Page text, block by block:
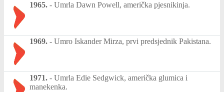
1965. - Umrla Dawn Powell, američka pjesnikinja.
1969. - Umro Iskander Mirza, prvi predsjednik Pakistana.
1971. - Umrla Edie Sedgwick, američka glumica i
manekenka.